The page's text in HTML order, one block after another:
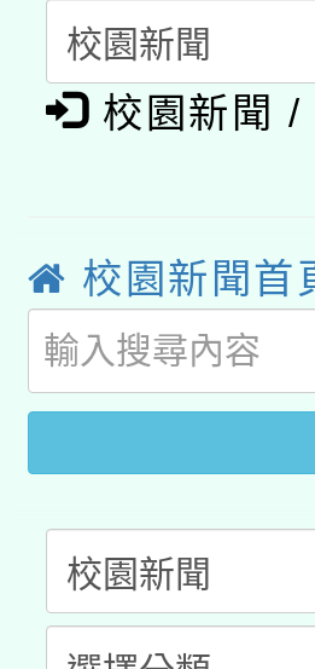
月28日止
動」
開 智慧啟
關事宜
轉知教育
國立臺灣
業成長研
函轉國家
族教育國
新北市政
師專業成
方素養工
族語言臺
「族語學
轉知有關
文教學共
教育部國
年度
接種之民
月28日止
校園新聞 /
校園新聞首